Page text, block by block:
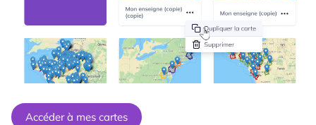
Accéder à mes cartes